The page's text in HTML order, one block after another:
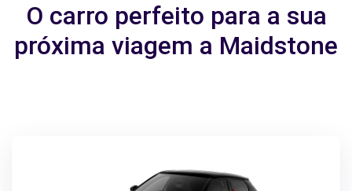
O carro perfeito para a sua
próxima viagem a Maidstone